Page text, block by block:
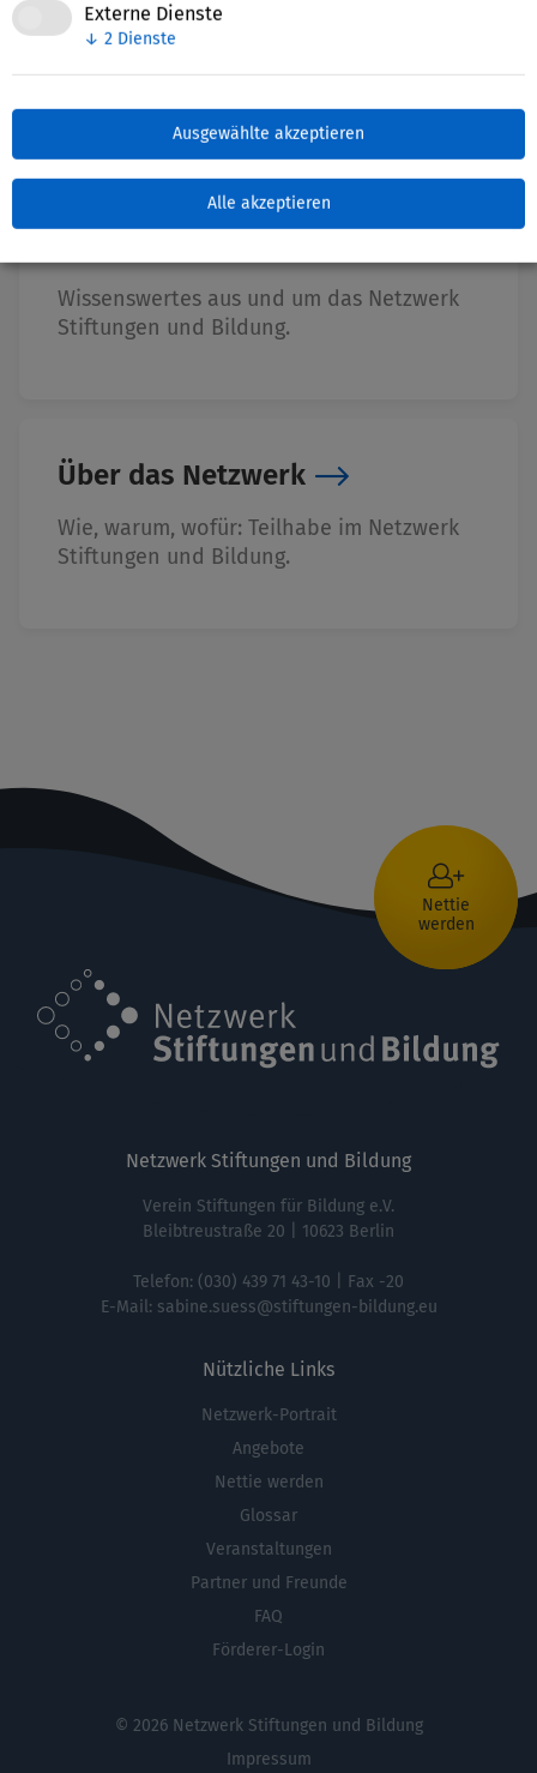
Externe Dienste
↓ 2 Dienste
Ausgewählte akzeptieren
Alle akzeptieren
Zuletzt bearbeitet: 04. November 2025
Wissenswertes aus und um das Netzwerk
Stiftungen und Bildung.
Über das Netzwerk
Wie, warum, wofür: Teilhabe im Netzwerk
Stiftungen und Bildung.
Nettie
werden
Netzwerk Stiftungen und Bildung
Verein Stiftungen für Bildung e.V.
Bleibtreustraße 20 | 10623 Berlin
Telefon: (030) 439 71 43-10 | Fax -20
E-Mail: sabine.suess@stiftungen-bildung.eu
Nützliche Links
Fußbereichsmenü
Netzwerk-Portrait
Angebote
Nettie werden
Glossar
Veranstaltungen
Partner und Freunde
FAQ
Förderer-Login
© 2026 Netzwerk Stiftungen und Bildung
Impressum